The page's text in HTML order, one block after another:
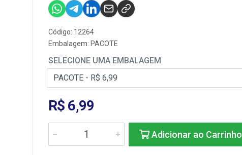
Código: 12264
Embalagem: PACOTE
SELECIONE UMA EMBALAGEM
R$ 6,99
Adicionar ao Carrinho